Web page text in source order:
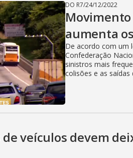
DO R7/24/12/2022
aumenta
De acordo com um
Confederação
sinistros mais
colisões e as saídas
veículos devem